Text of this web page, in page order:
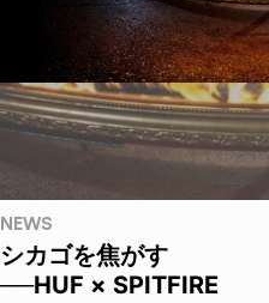
NEWS
シカゴを焦がす
──HUF × SPITFIRE